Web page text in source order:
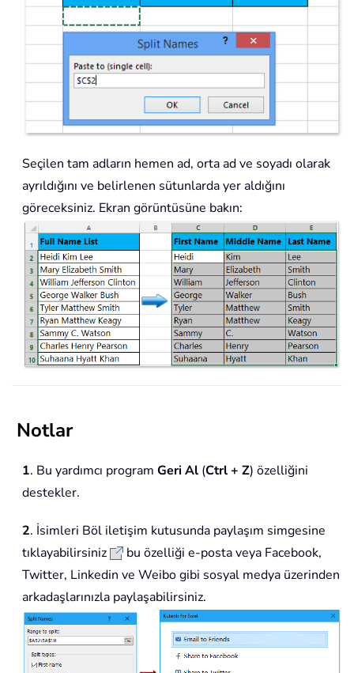
Seçilen tam adların hemen ad, orta ad ve soyadı olarak
ayrıldığını ve belirlenen sütunlarda yer aldığını
göreceksiniz. Ekran görüntüsüne bakın:
Notlar
1. Bu yardımcı program Geri Al (Ctrl + Z) özelliğini
destekler.
2. İsimleri Böl iletişim kutusunda paylaşım simgesine
tıklayabilirsiniz
bu özelliği e-posta veya Facebook,
Twitter, Linkedin ve Weibo gibi sosyal medya üzerinden
arkadaşlarınızla paylaşabilirsiniz.